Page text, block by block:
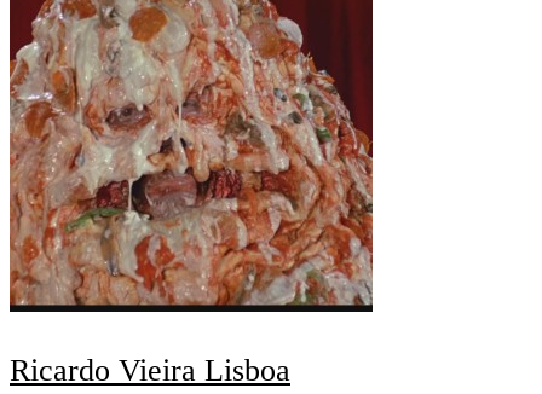
Ricardo Vieira Lisboa